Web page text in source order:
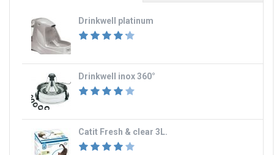
Drinkwell platinum
Drinkwell inox 360°
Catit Fresh & clear 3L.